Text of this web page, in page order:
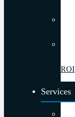
ROI
Services